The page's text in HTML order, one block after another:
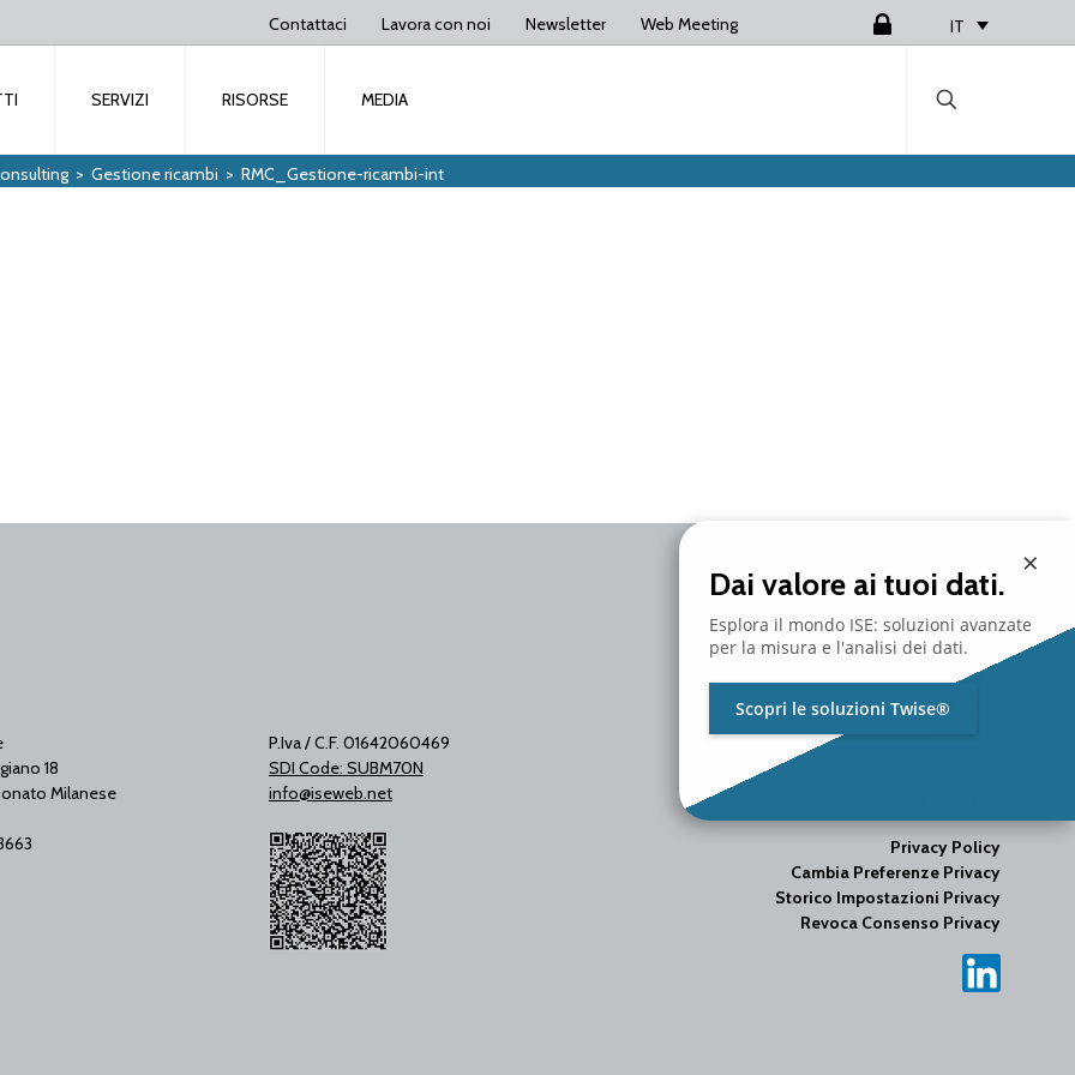
Contattaci Lavora con noi Newsletter Web Meeting IT
SERVIZI RISORSE MEDIA
> Gestione ricambi > RMC_Gestione-ricambi-int
18
Milanese
P.Iva / C.F. 01642060469
SDI Code: SUBM70N
info@iseweb.net
AZIENDA
PRODOTTI
SERVIZI
Privacy Policy
Cambia Preferenze Privacy
Storico Impostazioni Privacy
Revoca Consenso Privacy
×
Dai valore ai tuoi dati.
Esplora il mondo ISE: soluzioni avanzate
per la misura e l'analisi dei dati.
Scopri le soluzioni Twise®